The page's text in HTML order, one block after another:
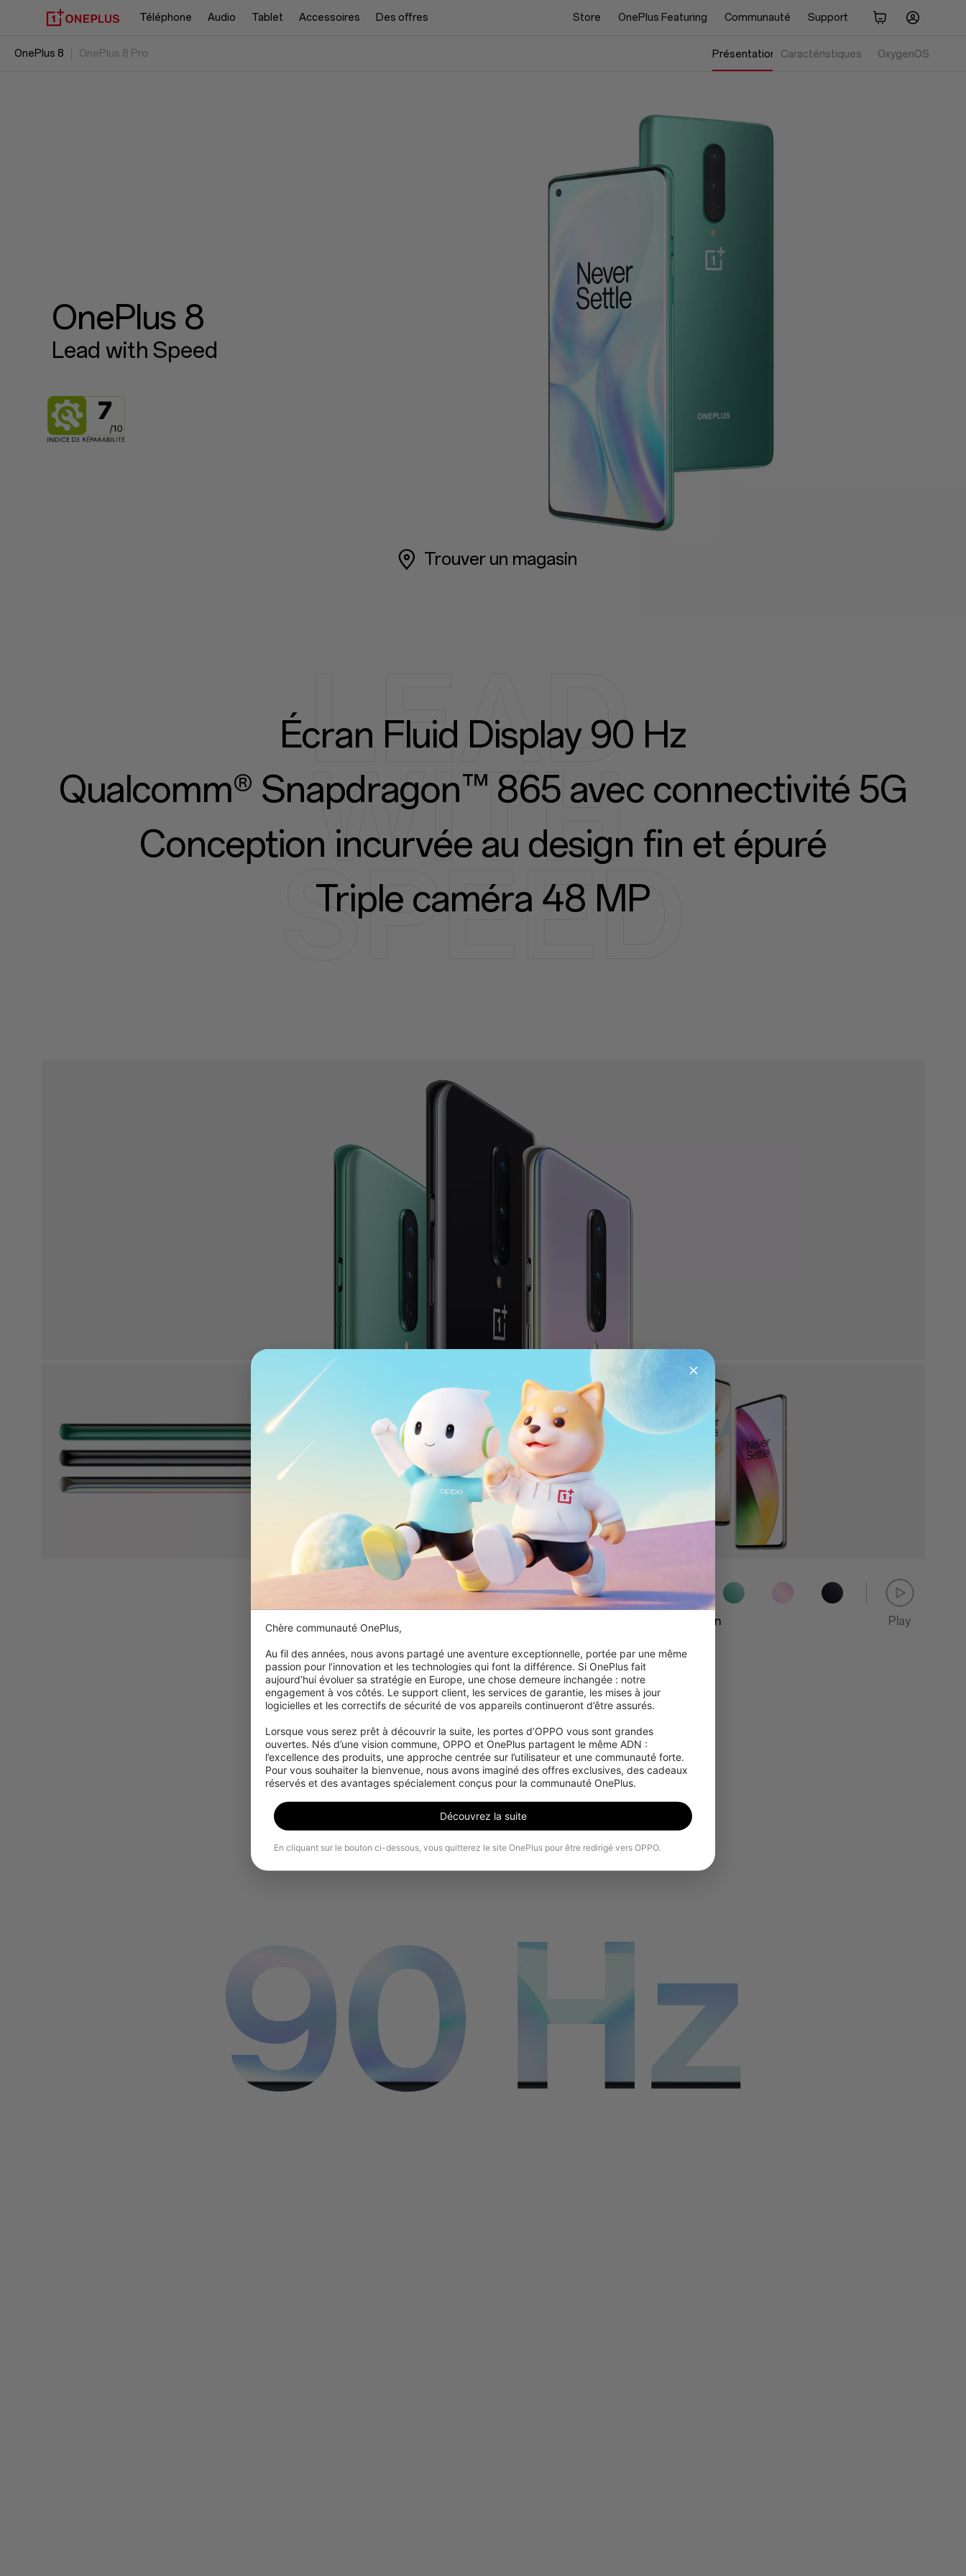
Téléphone Audio Tablet Accessoires Des offres Store OnePlus Featuring Communauté Support
OnePlus 8 OnePlus 8 Pro Présentation Écran Performance Design
Caractéristiques OxygenOS
OnePlus 8
Lead with Speed
Trouver un magasin
Écran Fluid Display 90 Hz
Qualcomm® Snapdragon™ 865 avec connectivité 5G
Conception incurvée au design fin et épuré
Triple caméra 48 MP
Présentation Play
Chère communauté OnePlus,
Au fil des années, nous avons partagé une aventure exceptionnelle, portée par une même
passion pour l’innovation et les technologies qui font la différence. Si OnePlus fait
aujourd’hui évoluer sa stratégie en Europe, une chose demeure inchangée : notre
engagement à vos côtés. Le support client, les services de garantie, les mises à jour
logicielles et les correctifs de sécurité de vos appareils continueront d’être assurés.
Lorsque vous serez prêt à découvrir la suite, les portes d’OPPO vous sont grandes
ouvertes. Nés d’une vision commune, OPPO et OnePlus partagent le même ADN :
l’excellence des produits, une approche centrée sur l’utilisateur et une communauté forte.
Pour vous souhaiter la bienvenue, nous avons imaginé des offres exclusives, des cadeaux
réservés et des avantages spécialement conçus pour la communauté OnePlus.
Découvrez la suite
En cliquant sur le bouton ci-dessous, vous quitterez le site OnePlus pour être redirigé vers OPPO.